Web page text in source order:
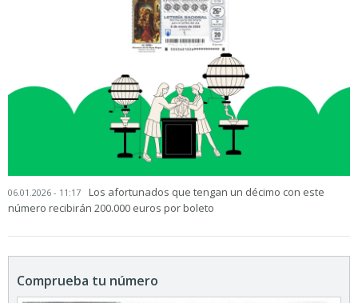
06.01.2026 - 11:17
Los afortunados que tengan un décimo con este
número recibirán 200.000 euros por boleto
Comprueba tu número